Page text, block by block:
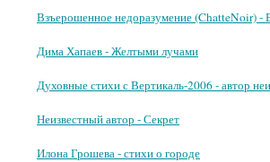
Взъерошенное недоразумение (ChatteNoir) -
Дима Хапаев - Желтыми лучами
Духовные стихи с Вертикаль-2006 - автор
Неизвестный автор - Секрет
Илона Грошева - стихи о городе